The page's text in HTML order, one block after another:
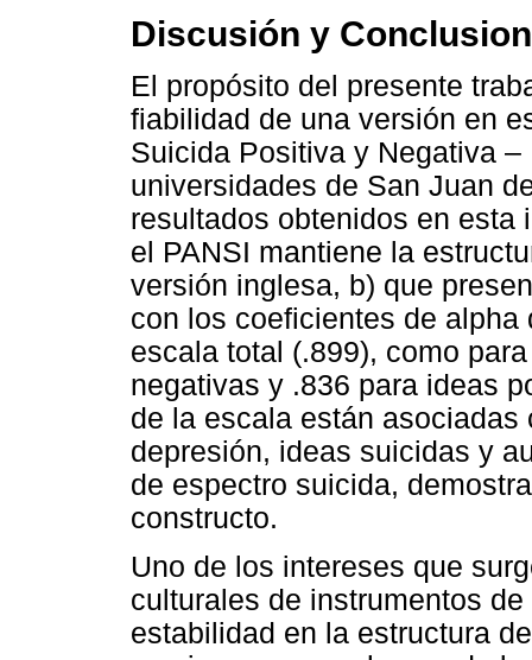
Discusión y
El propósito del presente
fiabilidad de una versión en
Suicida Positiva y Negativa
universidades de San Juan
resultados obtenidos en esta
el PANSI mantiene la
versión inglesa, b) que
con los coeficientes de
escala total (.899), como
negativas y .836 para ideas
de la escala están
depresión, ideas suicidas y
de espectro suicida,
constructo.
Uno de los intereses que
culturales de instrumentos
estabilidad en la estructura